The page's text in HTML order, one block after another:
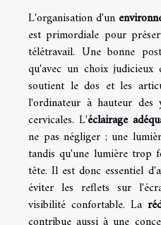
L'organisation d'un
est primordiale pour
télétravail. Une bonne
qu'avec un choix judicieux
soutient le dos et les
l'ordinateur à hauteur des
cervicales. L'éclairage
ne pas négliger ; une
tandis qu'une lumière trop
tête. Il est donc essentiel
éviter les reflets sur
visibilité confortable. La